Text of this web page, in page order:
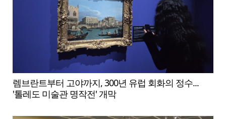
렘브란트부터 고야까지, 300년 유럽 회화의 정수...
'톨레도 미술관 명작전' 개막